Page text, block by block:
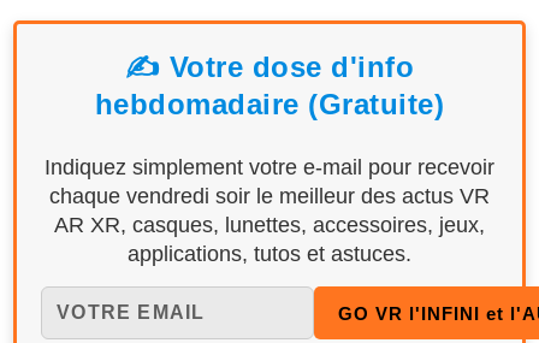
✍️ Votre dose d'info
hebdomadaire (Gratuite)
Indiquez simplement votre e-mail pour recevoir
chaque vendredi soir le meilleur des actus VR
AR XR, casques, lunettes, accessoires, jeux,
applications, tutos et astuces.